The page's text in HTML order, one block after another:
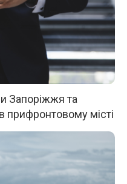
Запоріжжя та
прифронтовому місті